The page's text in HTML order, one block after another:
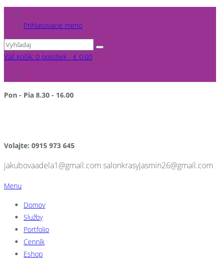
Prihlasovacie meno
Váš košík: 0 položiek - € 0.00
Pon - Pia 8.30 - 16.00
Volajte: 0915 973 645
jakubovaadela1@gmail.com salonkrasyjasmin26@gmail.com
Menu
Domov
Služby
Portfolio
Cenník
Eshop